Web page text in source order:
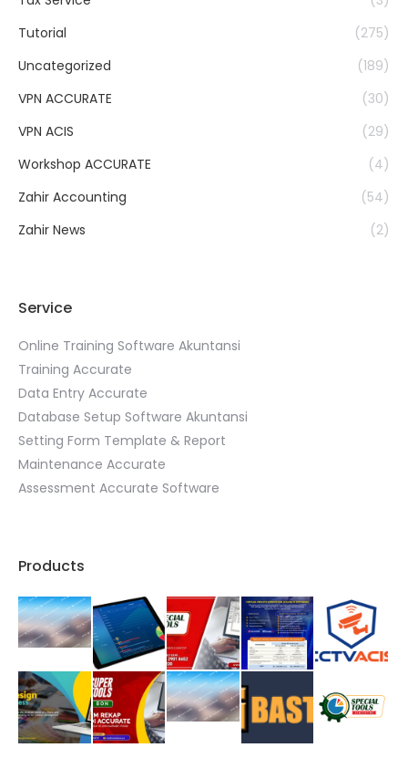
Tutorial
(275)
Uncategorized
(189)
VPN ACCURATE
(30)
VPN ACIS
(29)
Workshop ACCURATE
(4)
Zahir Accounting
(54)
Zahir News
(2)
Service
Online Training Software Akuntansi
Training Accurate
Data Entry Accurate
Database Setup Software Akuntansi
Setting Form Template & Report
Maintenance Accurate
Assessment Accurate Software
Products